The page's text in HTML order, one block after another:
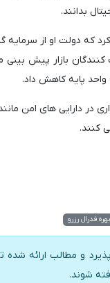
بدانند.
بود، اما اخیراً اشاره کرد که دولت او از
بازار پیش بینی
در دارایی های امن
کنند.
فدرال رزرو
و مطالب ارائه شده
شوند.